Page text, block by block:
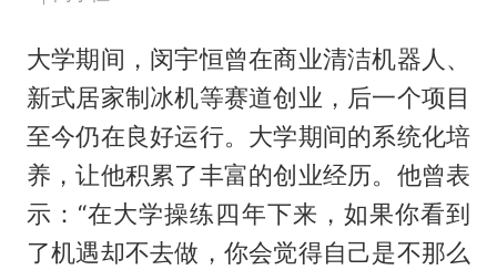
大学期间，闵宇恒曾在商业清洁机器人、
新式居家制冰机等赛道创业，后一个项目
至今仍在良好运行。大学期间的系统化培
养，让他积累了丰富的创业经历。他曾表
示：“在大学操练四年下来，如果你看到
了机遇却不去做，你会觉得自己是不那么